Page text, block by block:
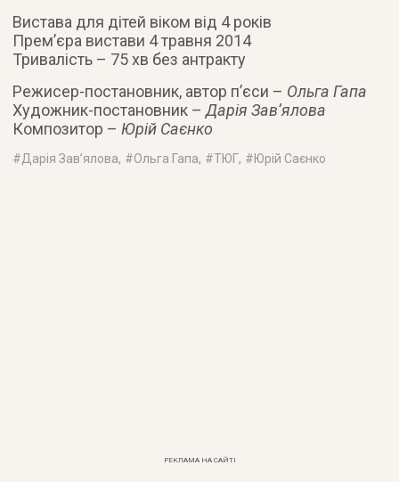
Вистава для дітей віком від 4 років
Прем’єра вистави 4 травня 2014
Тривалість – 75 хв без антракту
Режисер-постановник, автор п’єси – Ольга Гапа
Художник-постановник –Дарія Зав’ялова
Композитор – Юрій Саєнко
#Дарія Зав’ялова, #Ольга Гапа, #ТЮГ, #Юрій Саєнко
РЕКЛАМА НА САЙТІ